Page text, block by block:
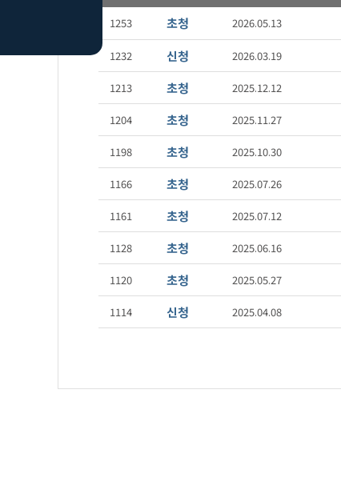
1253 초청 2026.05.13
1232 신청 2026.03.19
1213 초청 2025.12.12
1204 초청 2025.11.27
1198 초청 2025.10.30
1166 초청 2025.07.26
1161 초청 2025.07.12
1128 초청 2025.06.16
1120 초청 2025.05.27
1114 신청 2025.04.08